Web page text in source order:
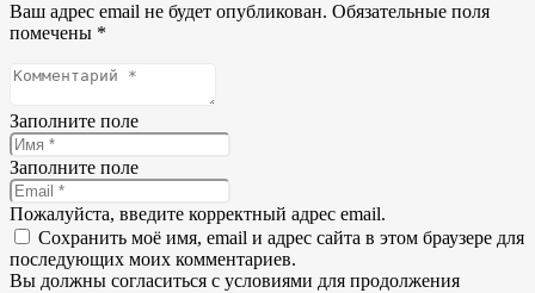
Ваш адрес email не будет опубликован. Обязательные поля
помечены *
Заполните поле
Заполните поле
Пожалуйста, введите корректный адрес email.
Сохранить моё имя, email и адрес сайта в этом браузере для
последующих моих комментариев.
Вы должны согласиться с условиями для продолжения